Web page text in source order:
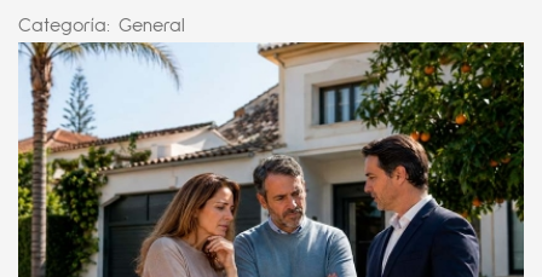
Categoría: General